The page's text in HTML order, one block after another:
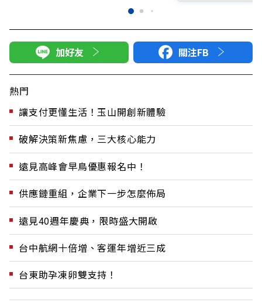
加好友 關注FB
熱門
讓支付更懂生活！玉山開創新體驗
破解決策新焦慮，三大核心能力
遠見高峰會早鳥優惠報名中！
供應鏈重組，企業下一步怎麼佈局
遠見40週年慶典，限時盛大開啟
台中航網十倍增、客運年增近三成
台東助孕凍卵雙支持！